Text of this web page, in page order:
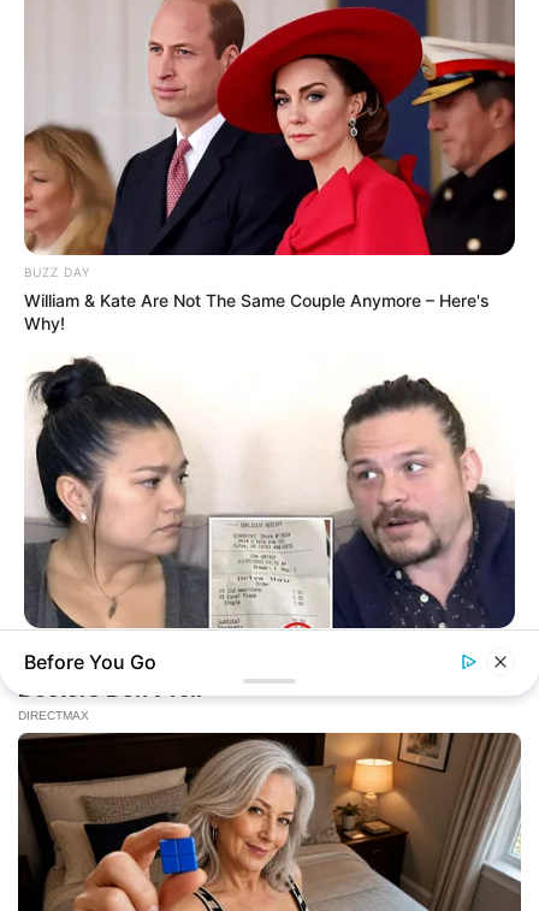
BUZZ DAY
William & Kate Are Not The Same Couple Anymore – Here's
Why!
Receipts Don't Lie: Wife Exposes Husband's Hidden Web Of
Lie
Before You Go